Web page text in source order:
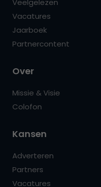
Veelgelezen
Vacatures
Jaarboek
Partnercontent
Over
Missie & Visie
Colofon
Kansen
Adverteren
Partners
Vacatures